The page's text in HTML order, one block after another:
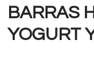
BARRAS
YOGURT